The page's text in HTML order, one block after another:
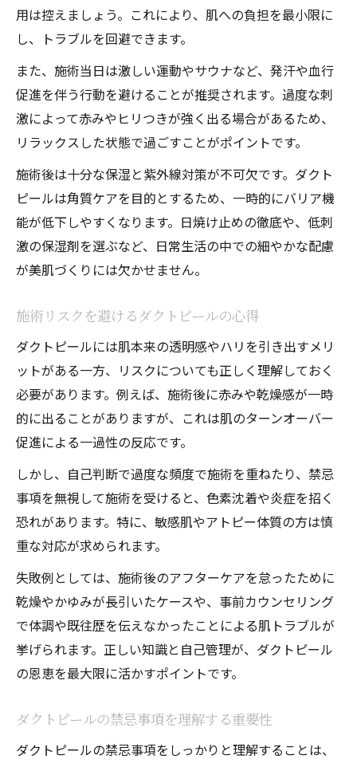
用は控えましょう。これにより、肌への負担を最小限に
し、トラブルを回避できます。
また、施術当日は激しい運動やサウナなど、発汗や血行
促進を伴う行動を避けることが推奨されます。過度な刺
激によって赤みやヒリつきが強く出る場合があるため、
リラックスした状態で過ごすことがポイントです。
施術後は十分な保湿と紫外線対策が不可欠です。ダクト
ピールは角質ケアを目的とするため、一時的にバリア機
能が低下しやすくなります。日焼け止めの徹底や、低刺
激の保湿剤を選ぶなど、日常生活の中での細やかな配慮
が美肌づくりには欠かせません。
施術リスクを避けるダクトピールの心得
ダクトピールには肌本来の透明感やハリを引き出すメリ
ットがある一方、リスクについても正しく理解しておく
必要があります。例えば、施術後に赤みや乾燥感が一時
的に出ることがありますが、これは肌のターンオーバー
促進による一過性の反応です。
しかし、自己判断で過度な頻度で施術を重ねたり、禁忌
事項を無視して施術を受けると、色素沈着や炎症を招く
恐れがあります。特に、敏感肌やアトピー体質の方は慎
重な対応が求められます。
失敗例としては、施術後のアフターケアを怠ったために
乾燥やかゆみが長引いたケースや、事前カウンセリング
で体調や既往歴を伝えなかったことによる肌トラブルが
挙げられます。正しい知識と自己管理が、ダクトピール
の恩恵を最大限に活かすポイントです。
ダクトピールの禁忌事項を理解する重要性
ダクトピールの禁忌事項をしっかりと理解することは、